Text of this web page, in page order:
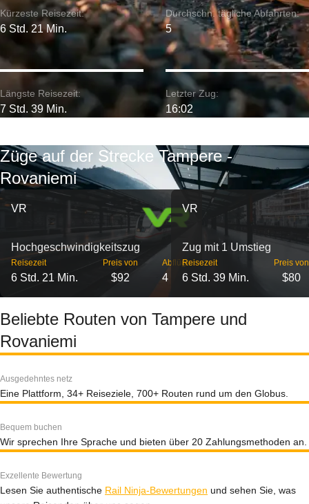
Kürzeste Reisezeit:
6 Std. 21 Min.
Längste Reisezeit:
7 Std. 39 Min.
Durchschn. tägliche Abfahrten:
5
Letzter Zug:
16:02
Züge auf der Strecke Tampere -
Rovaniemi
VR
Hochgeschwindigkeitszug
Reisezeit
6 Std. 21 Min.
Preis von
$92
Abflüge
4
VR
Zug mit 1 Umstieg
Reisezeit
6 Std. 39 Min.
Preis von
$80
Beliebte Routen von Tampere und
Rovaniemi
Ausgedehntes netz
Eine Plattform, 34+ Reiseziele, 700+ Routen rund um den Globus.
Bequem buchen
Wir sprechen Ihre Sprache und bieten über 20 Zahlungsmethoden an.
Exzellente Bewertung
Lesen Sie authentische Rail Ninja-Bewertungen und sehen Sie, was